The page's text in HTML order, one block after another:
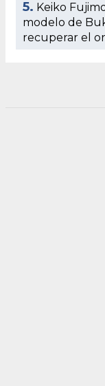
5. Keiko
modelo de
recuperar el